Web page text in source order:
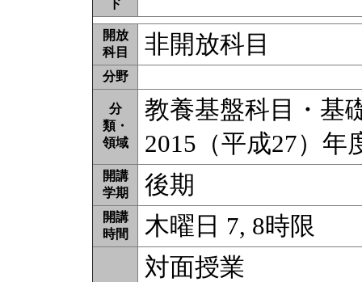
ド
開放
科目
非開放科目
分野
分
類・
領域
教養基盤科目・基
2015（平成27）年
開講
学期
後期
開講
時間
木曜日 7, 8時限
対面授業